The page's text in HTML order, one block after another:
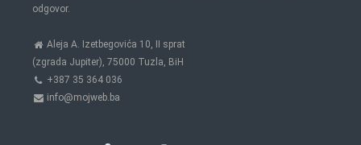
odgovor.
Aleja A. Izetbegovića 10, II sprat
(zgrada Jupiter), 75000 Tuzla, BiH
+387 35 364 036
info@mojweb.ba